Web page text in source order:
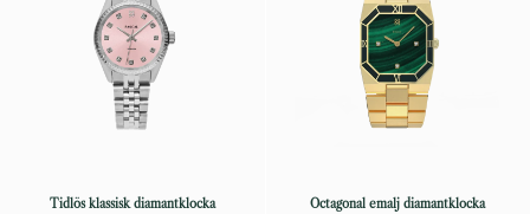
Tidlös klassisk diamantklocka Octagonal emalj diamantklocka